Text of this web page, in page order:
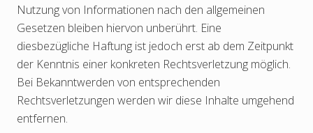
Nutzung von Informationen nach den allgemeinen
Gesetzen bleiben hiervon unberührt. Eine
diesbezügliche Haftung ist jedoch erst ab dem Zeitpunkt
der Kenntnis einer konkreten Rechtsverletzung möglich.
Bei Bekanntwerden von entsprechenden
Rechtsverletzungen werden wir diese Inhalte umgehend
entfernen.